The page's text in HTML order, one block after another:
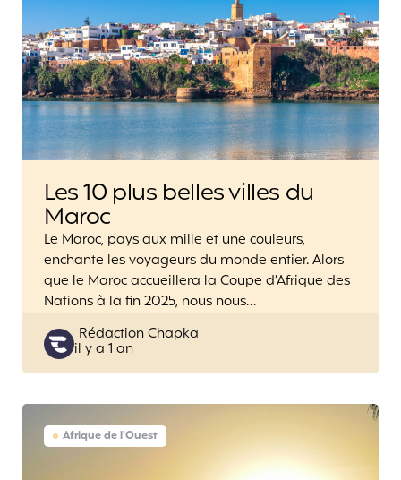
Les 10 plus belles villes du
Maroc
Le Maroc, pays aux mille et une couleurs,
enchante les voyageurs du monde entier. Alors
que le Maroc accueillera la Coupe d’Afrique des
Nations à la fin 2025, nous nous…
Posted
by
Rédaction Chapka
il y a 1 an
Afrique de l'Ouest